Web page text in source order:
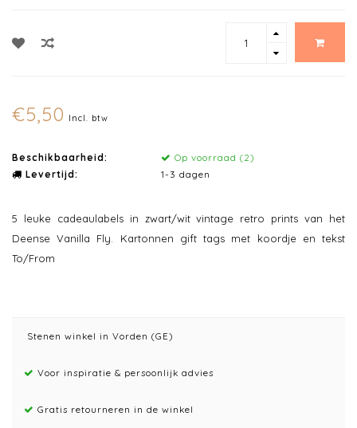
€5,50 Incl. btw
Beschikbaarheid:
Op voorraad (2)
Levertijd:
1-3 dagen
5 leuke cadeaulabels in zwart/wit vintage retro prints van het
Deense Vanilla Fly. Kartonnen gift tags met koordje en tekst
To/From
Stenen winkel in Vorden (GE)
Voor inspiratie & persoonlijk advies
Gratis retourneren in de winkel